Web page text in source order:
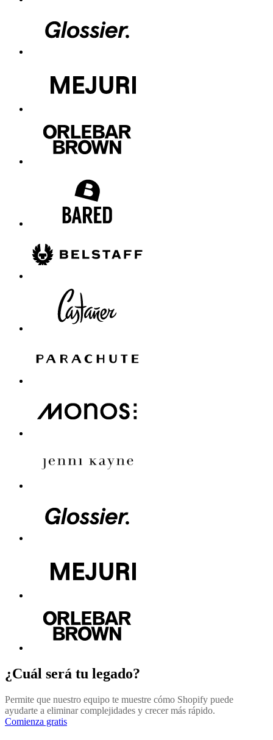
¿Cuál será tu legado?
Permite que nuestro equipo te muestre cómo Shopify puede
ayudarte a eliminar complejidades y crecer más rápido.
Comienza gratis